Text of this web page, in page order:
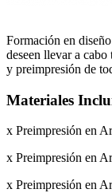
Formación en
deseen llevar a cabo
y preimpresión de
Materiales
x Preimpresión en
x Preimpresión en
x Preimpresión en